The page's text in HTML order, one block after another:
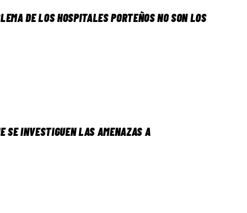
DE LOS HOSPITALES PORTEÑOS NO SON LOS
SE INVESTIGUEN LAS AMENAZAS A